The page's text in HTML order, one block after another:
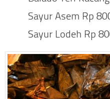
Sayur Asem Rp
Sayur Lodeh Rp